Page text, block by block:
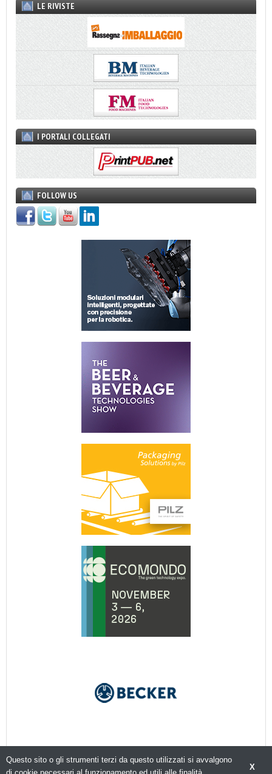
LE RIVISTE
I PORTALI COLLEGATI
FOLLOW US
X
Questo sito o gli strumenti terzi da questo utilizzati si avvalgono